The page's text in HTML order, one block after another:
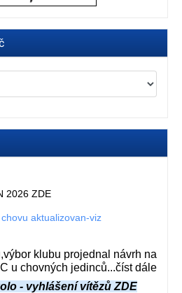
2026 ZDE
aktualizovan-viz
klubu projednal návrh na
u chovných jedinců...číst dále
- vyhlášení vítězů ZDE